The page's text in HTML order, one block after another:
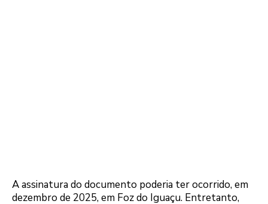
A assinatura do documento poderia ter ocorrido, em
dezembro de 2025, em Foz do Iguaçu. Entretanto,